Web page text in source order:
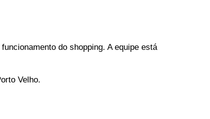
do shopping. A equipe está
Velho.